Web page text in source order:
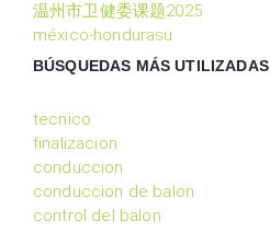
温州市卫健委课题2025
méxico-hondurasü
BÚSQUEDAS MÁS UTILIZADAS
tecnico
finalizacion
conduccion
conduccion de balon
control del balon